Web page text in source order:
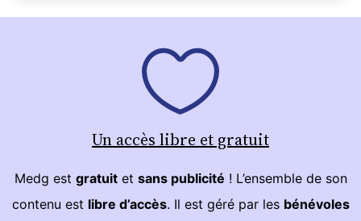
Un accès libre et gratuit
Medg est gratuitet sans publicité ! L’ensemble de son
contenu est libre d’accès. Il est géré par les bénévoles